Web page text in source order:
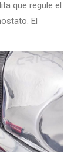
que regule el
El